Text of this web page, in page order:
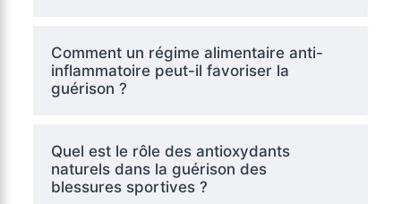
Comment un régime alimentaire anti-
inflammatoire peut-il favoriser la
guérison ?
Quel est le rôle des antioxydants
naturels dans la guérison des
blessures sportives ?